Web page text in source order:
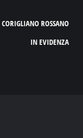
CORIGLIANO ROSSANO
IN EVIDENZA